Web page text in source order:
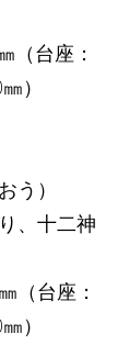
（台座：
）
う）
、十二神
（台座：
）